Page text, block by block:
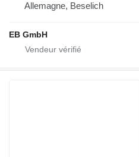
Allemagne, Beselich
EB GmbH